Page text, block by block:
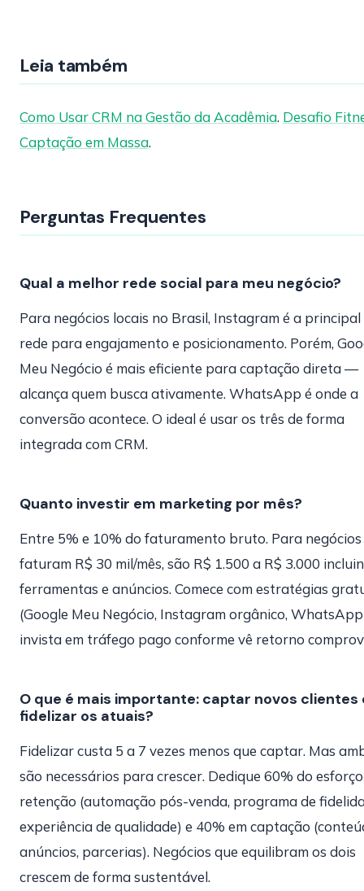
Leia também
Como Usar CRM na Gestão da Acadêmia. Desafio
Captação em Massa.
Perguntas Frequentes
Qual a melhor rede social para meu negócio?
Para negócios locais no Brasil, Instagram é a principal
rede para engajamento e posicionamento. Porém,
Meu Negócio é mais eficiente para captação direta —
alcança quem busca ativamente. WhatsApp é onde a
conversão acontece. O ideal é usar os três de forma
integrada com CRM.
Quanto investir em marketing por mês?
Entre 5% e 10% do faturamento bruto. Para negócios
faturam R$ 30 mil/mês, são R$ 1.500 a R$ 3.000
ferramentas e anúncios. Comece com estratégias
(Google Meu Negócio, Instagram orgânico,
invista em tráfego pago conforme vê retorno
O que é mais importante: captar novos clientes
fidelizar os atuais?
Fidelizar custa 5 a 7 vezes menos que captar. Mas
são necessários para crescer. Dedique 60% do
retenção (automação pós-venda, programa de
experiência de qualidade) e 40% em captação
anúncios, parcerias). Negócios que equilibram os dois
crescem de forma sustentável.